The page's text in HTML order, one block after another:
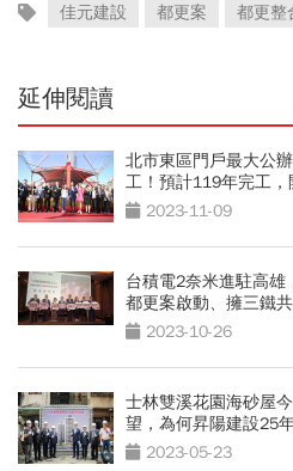
佳元建設 都更案 都更整
延伸閱讀
北市東區門戶最大公
工！預計119年完工
2023-11-09
台積電2奈米進駐高
都更案啟動、擁三鐵
2023-10-26
士林雙溪花園海砂屋
望，為何昇陽建設25
2023-05-23